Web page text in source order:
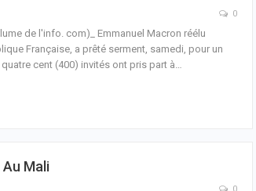
0
de l'info. com)_ Emmanuel Macron réélu
Française, a prêté serment, samedi, pour un
quatre cent (400) invités ont pris part à…
Mali